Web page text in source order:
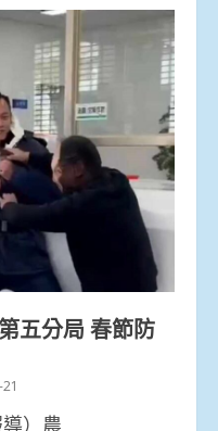
五分局 春節防
）農